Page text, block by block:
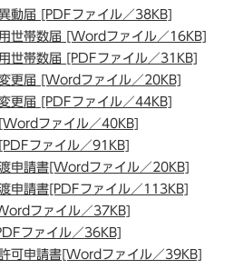
動届 [PDFファイル／38KB]
世帯数届 [Wordファイル／16KB]
世帯数届 [PDFファイル／31KB]
更届 [Wordファイル／20KB]
更届 [PDFファイル／44KB]
ファイル／40KB]
ファイル／91KB]
申請書[Wordファイル／20KB]
申請書[PDFファイル／113KB]
ファイル／37KB]
ファイル／36KB]
可申請書[Wordファイル／39KB]